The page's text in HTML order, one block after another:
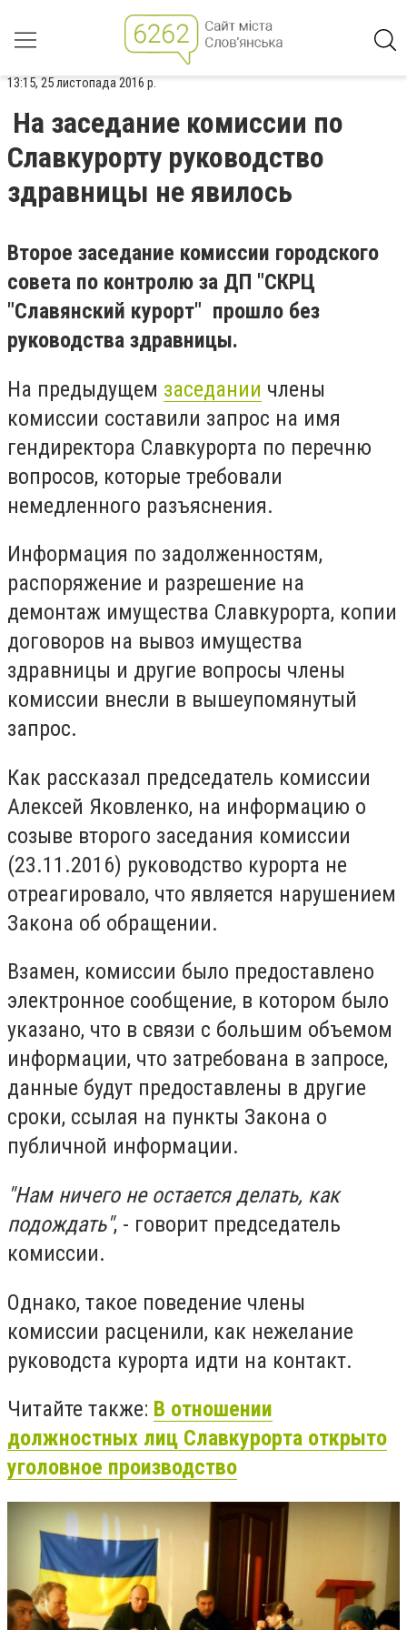
13:15, 25 листопада 2016 р.
На заседание комиссии по
Славкурорту руководство
здравницы не явилось
Второе заседание комиссии городского
совета по контролю за ДП "СКРЦ
"Славянский курорт" прошло без
руководства здравницы.
На предыдущем заседании члены
комиссии составили запрос на имя
гендиректора Славкурорта по перечню
вопросов, которые требовали
немедленного разъяснения.
Информация по задолженностям,
распоряжение и разрешение на
демонтаж имущества Славкурорта, копии
договоров на вывоз имущества
здравницы и другие вопросы члены
комиссии внесли в вышеупомянутый
запрос.
Как рассказал председатель комиссии
Алексей Яковленко, на информацию о
созыве второго заседания комиссии
(23.11.2016) руководство курорта не
отреагировало, что является нарушением
Закона об обращении.
Взамен, комиссии было предоставлено
электронное сообщение, в котором было
указано, что в связи с большим объемом
информации, что затребована в запросе,
данные будут предоставлены в другие
сроки, ссылая на пункты Закона о
публичной информации.
"Нам ничего не остается делать, как
подождать", - говорит председатель
комиссии.
Однако, такое поведение члены
комиссии расценили, как нежелание
руководста курорта идти на контакт.
Читайте также: В отношении
должностных лиц Славкурорта открыто
уголовное производство